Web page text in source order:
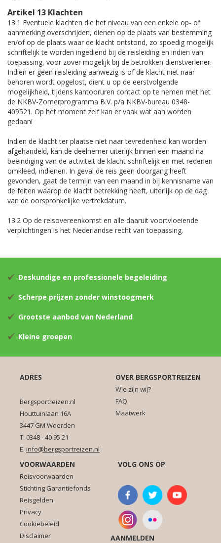
Artikel 13 Klachten
13.1 Eventuele klachten die het niveau van een enkele op- of
aanmerking overschrijden, dienen op de plaats van bestemming
en/of op de plaats waar de klacht ontstond, zo spoedig mogelijk
schriftelijk te worden ingediend bij de reisleiding en indien van
toepassing, voor zover mogelijk bij de betrokken dienstverlener.
Indien er geen reisleiding aanwezig is of de klacht niet naar
behoren wordt opgelost, dient u op de eerstvolgende
mogelijkheid, tijdens kantooruren contact op te nemen met het
de NKBV-Zomerprogramma B.V. p/a NKBV-bureau 0348-
409521. Op het moment zelf kan er vaak wat aan worden
gedaan!
Indien de klacht ter plaatse niet naar tevredenheid kan worden
afgehandeld, kan de deelnemer uiterlijk binnen een maand na
beëindiging van de activiteit de klacht schriftelijk en met redenen
omkleed, indienen. In geval de reis geen doorgang heeft
gevonden, gaat de termijn van een maand in bij kennisname van
de feiten waarop de klacht betrekking heeft, uiterlijk op de dag
van de oorspronkelijke vertrekdatum.
13.2 Op de reisovereenkomst en alle daaruit voortvloeiende
verplichtingen is het Nederlandse recht van toepassing.
Deskundige en professionele begeleiding
Scherpe prijzen zonder winstoogmerk
Grootste aanbod van Nederland
Kleine groepen
ADRES
Bergsportreizen.nl
Houttuinlaan 16A
3447 GM Woerden
T. 0348 - 40 95 21
E. info@bergsportreizen.nl
OVER BERGSPORTREIZEN
Wie zijn wij?
FAQ
Maatwerk
VOORWAARDEN
Reisvoorwaarden
Stichting Garantiefonds
Reisgelden
Privacy
Cookiebeleid
Disclaimer
VOLG ONS OP
AANMELDEN